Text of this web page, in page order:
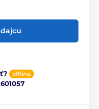
offline